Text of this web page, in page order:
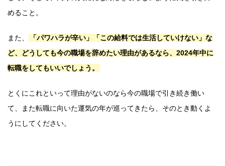
めること。
また、
「パワハラが辛い」「この給料では生活していけない」な
ど、どうしても今の職場を辞めたい理由があるなら、2024年中に
転職をしてもいいでしょう。
とくにこれといって理由がないのなら今の職場で引き続き働い
て、また転職に向いた運気の年が巡ってきたら、そのとき動くよ
うにしてください。